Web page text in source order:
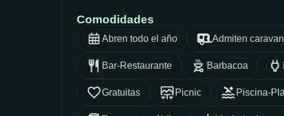
Comodidades
Abren todo el año Admiten
Bar-Restaurante Barbacoa
Gratuitas Picnic Piscina-